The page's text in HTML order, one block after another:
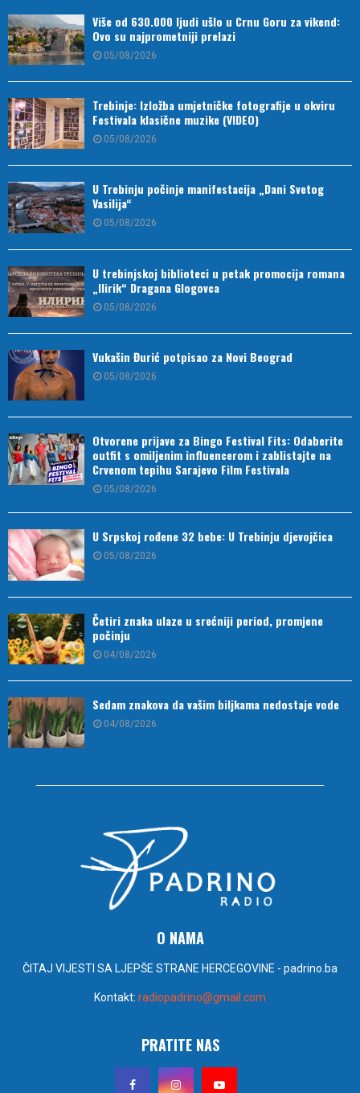
Više od 630.000 ljudi ušlo u Crnu Goru za vikend:
Ovo su najprometniji prelazi
05/08/2026
Trebinje: Izložba umjetničke fotografije u okviru
Festivala klasične muzike (VIDEO)
05/08/2026
U Trebinju počinje manifestacija „Dani Svetog
Vasilija“
05/08/2026
U trebinjskoj biblioteci u petak promocija romana
„Ilirik“ Dragana Glogovca
05/08/2026
Vukašin Đurić potpisao za Novi Beograd
05/08/2026
Otvorene prijave za Bingo Festival Fits: Odaberite
outfit s omiljenim influencerom i zablistajte na
Crvenom tepihu Sarajevo Film Festivala
05/08/2026
U Srpskoj rođene 32 bebe: U Trebinju djevojčica
05/08/2026
Četiri znaka ulaze u srećniji period, promjene
počinju
04/08/2026
Sedam znakova da vašim biljkama nedostaje vode
04/08/2026
O NAMA
ČITAJ VIJESTI SA LJEPŠE STRANE HERCEGOVINE - padrino.ba
Kontakt: radiopadrino@gmail.com
PRATITE NAS